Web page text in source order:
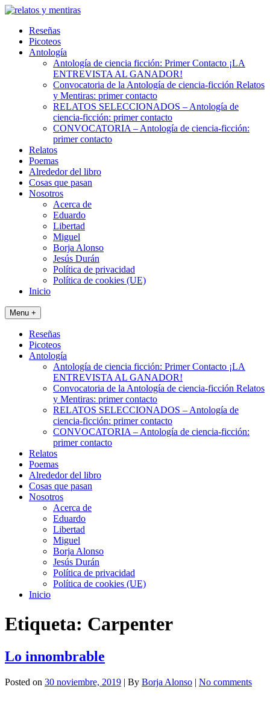
Skip
contentReseñas
Picoteos
Antología
Antología de ciencia ficción: Primer Contacto ¡LA
ENTREVISTA AL GANADOR!
Convocatoria de la Antología de ciencia-ficción Relatos
y Mentiras: primer contacto
RELATOS SELECCIONADOS – Antología de
ciencia-ficción: primer contacto
CONVOCATORIA – Antología de ciencia-ficción:
primer contacto
Relatos
Poemas
Alrededor del libro
Cosas que pasan
Nosotros
Acerca de
Eduardo
Libertad
Miguel
Borja Alonso
Jesús Durán
Política de privacidad
Política de cookies (UE)
Inicio
Menu +
Reseñas
Picoteos
Antología
Antología de ciencia ficción: Primer Contacto ¡LA
ENTREVISTA AL GANADOR!
Convocatoria de la Antología de ciencia-ficción Relatos
y Mentiras: primer contacto
RELATOS SELECCIONADOS – Antología de
ciencia-ficción: primer contacto
CONVOCATORIA – Antología de ciencia-ficción:
primer contacto
Relatos
Poemas
Alrededor del libro
Cosas que pasan
Nosotros
Acerca de
Eduardo
Libertad
Miguel
Borja Alonso
Jesús Durán
Política de privacidad
Política de cookies (UE)
Inicio
Etiqueta: Carpenter
Lo innombrable
Posted on 30 noviembre, 2019 | By Borja Alonso | No comments